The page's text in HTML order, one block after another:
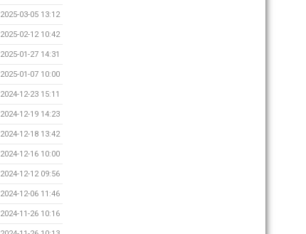
2025-03-05 13:12
2025-02-12 10:42
2025-01-27 14:31
2025-01-07 10:00
2024-12-23 15:11
2024-12-19 14:23
2024-12-18 13:42
2024-12-16 10:00
2024-12-12 09:56
2024-12-06 11:46
2024-11-26 10:16